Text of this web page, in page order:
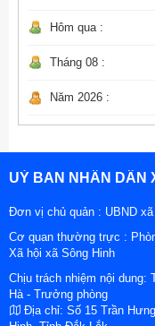
Hôm qua :
Tháng 08 :
Năm 2026 :
UỶ BAN NHÂN DÂN
Đơn vị chủ quản : UBND
Cơ quan thường trực :
Xã hội xã Sông Hinh
Chịu trách nhiệm nội dung:
Hà - Trưởng phòng
Địa chỉ: Số 15 Trần